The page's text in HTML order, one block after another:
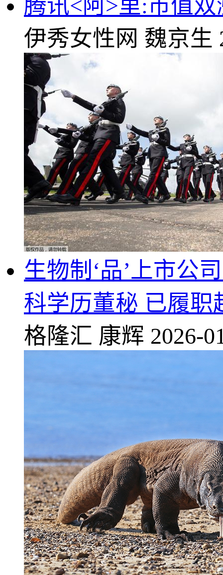
腾讯<阿>里:市值
伊秀女性网 魏京生
生物制‘品’上市公
科学历董秘 已履职
格隆汇 康辉 2026-